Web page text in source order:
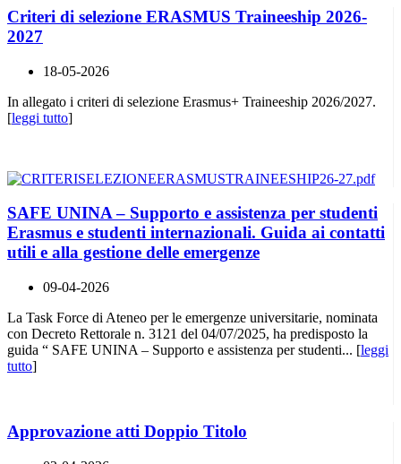
Criteri di selezione ERASMUS Traineeship 2026-
2027
18-05-2026
In allegato i criteri di selezione Erasmus+ Traineeship 2026/2027.
[leggi tutto]
SAFE UNINA – Supporto e assistenza per studenti
Erasmus e studenti internazionali. Guida ai contatti
utili e alla gestione delle emergenze
09-04-2026
La Task Force di Ateneo per le emergenze universitarie, nominata
con Decreto Rettorale n. 3121 del 04/07/2025, ha predisposto la
guida “ SAFE UNINA – Supporto e assistenza per studenti... [leggi
tutto]
Approvazione atti Doppio Titolo